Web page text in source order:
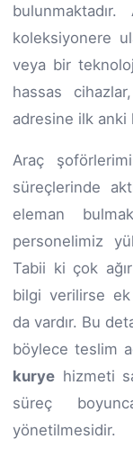
koleksiyonere
veya bir
hassas
adresine ilk anki
Araç
süreçlerinde
eleman
personelimiz
Tabii ki çok
bilgi verilirse ek
da vardır. Bu
böylece teslim
kurye hizmeti
süreç
yönetilmesidir.